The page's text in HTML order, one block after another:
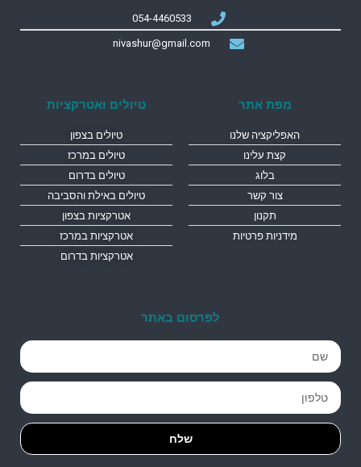
054-4460533
nivashur@gmail.com
מפת אתר
האפליקציה שלנו
קצת עלינו
בלוג
צור קשר
תקנון
מידניות פרטיות
טיולים ואטרקציות
טיולים בצפון
טיולים במרכז
טיולים בדרום
טיולים באילת והסביבה
אטרקציות בצפון
אטרקציות במרכז
אטרקציות בדרום
לפרסום באתר
שלח